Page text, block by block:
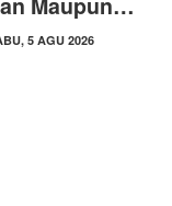
5 AGU 2026